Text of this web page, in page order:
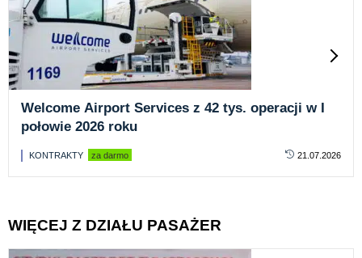
Welcome Airport Services z 42 tys. operacji w I
połowie 2026 roku
KONTRAKTY za darmo 21.07.2026
WIĘCEJ Z DZIAŁU PASAŻER